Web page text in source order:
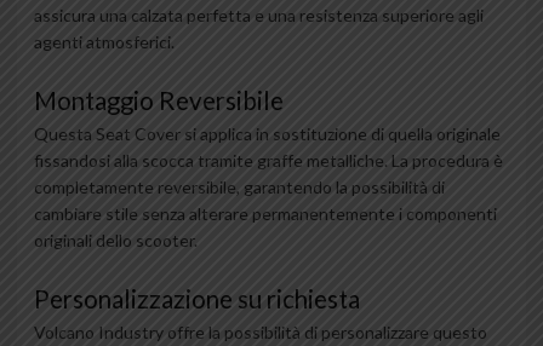
assicura una calzata perfetta e una resistenza superiore agli
agenti atmosferici.
Montaggio Reversibile
Questa Seat Cover si applica in sostituzione di quella originale
fissandosi alla scocca tramite graffe metalliche. La procedura è
completamente reversibile, garantendo la possibilità di
cambiare stile senza alterare permanentemente i componenti
originali dello scooter.
Personalizzazione su richiesta
Volcano Industry offre la possibilità di personalizzare questo